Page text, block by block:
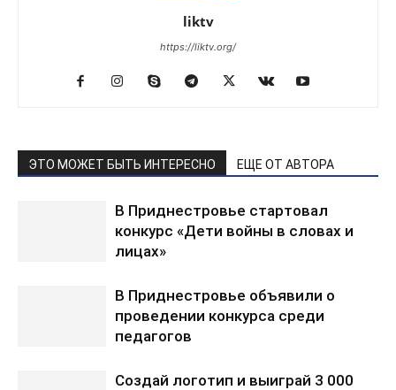
liktv
https://liktv.org/
ЭТО МОЖЕТ БЫТЬ ИНТЕРЕСНО ЕЩЕ ОТ АВТОРА
В Приднестровье стартовал
конкурс «Дети войны в словах и
лицах»
В Приднестровье объявили о
проведении конкурса среди
педагогов
Создай логотип и выиграй 3 000